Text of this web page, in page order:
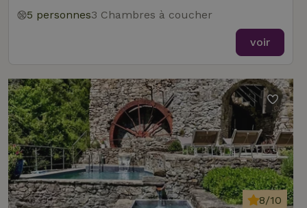
5 personnes3 Chambres à coucher
voir
8/10